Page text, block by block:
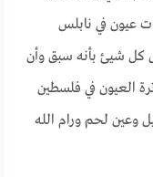
عيون في نابلس
كل شيئ بأنه سبق وأن
العيون في فلسطين
وعين لحم ورام الله